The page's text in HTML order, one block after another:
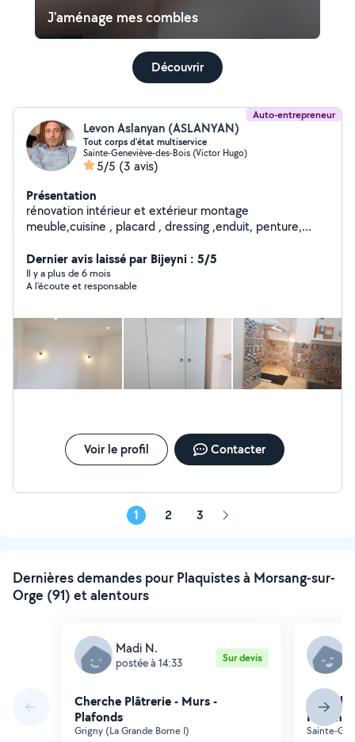
J'aménage mes combles
Découvrir
Auto-entrepreneur
Levon Aslanyan (ASLANYAN)
Tout corps d'état multiservice
Sainte-Geneviève-des-Bois (Victor Hugo)
5/5 (3 avis)
Présentation
rénovation intérieur et extérieur montage
meuble,cuisine , placard , dressing ,enduit, penture,
Dernier avis laissé par Bijeyni : 5/5
Il y a plus de 6 mois
A l’écoute et responsable
Voir le profil Contacter
1 2 3 Page
Dernières demandes pour Plaquistes à Morsang-sur-
Orge (91) et alentours
Madi N.
postée à 14:33 Sur devis
Cherche Plâtrerie - Murs -
Plafonds
Grigny (La Grande Borne I)
Plafonds
Sainte-